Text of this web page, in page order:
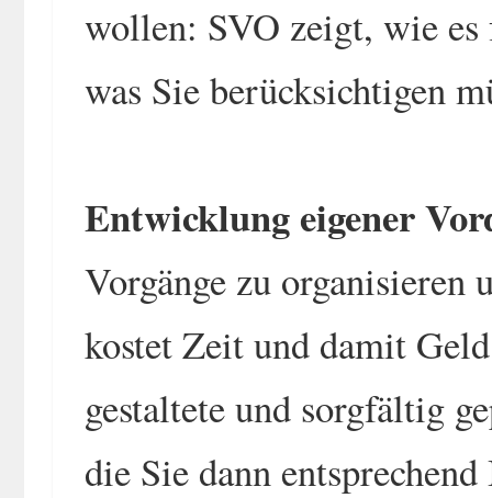
wollen: SVO zeigt, wie
was Sie berücksichtigen
Entwicklung eigener
Vorgänge zu
kostet Zeit und damit
gestaltete und sorgfältig
die Sie dann